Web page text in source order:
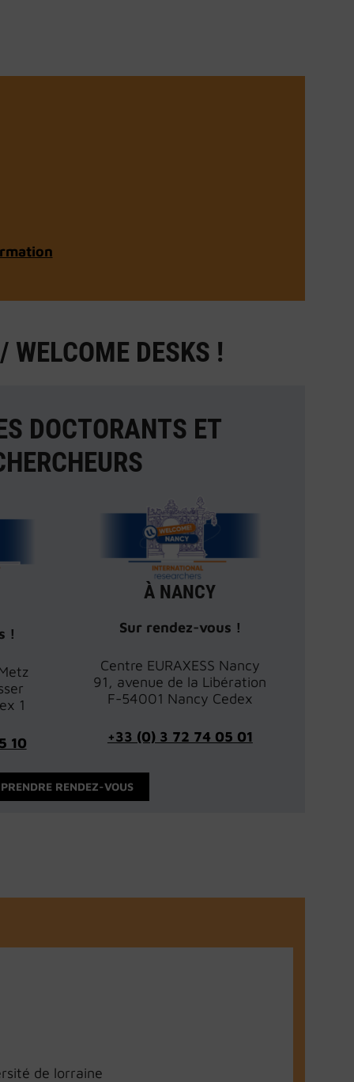
WELCOME DESKS !
DOCTORANTS ET
!
1
10
À NANCY
Sur rendez-vous !
Centre EURAXESS Nancy
91, avenue de la Libération
F-54001 Nancy Cedex
+33 (0) 3 72 74 05 01
PRENDRE RENDEZ-VOUS
de lorraine